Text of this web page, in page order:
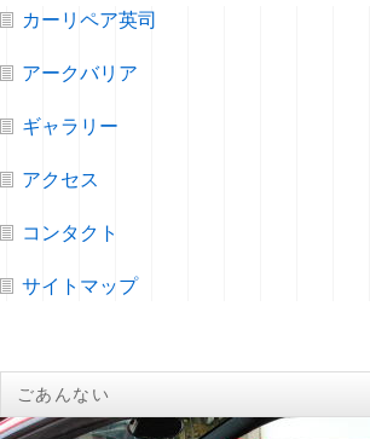
カーリペア英司
アークバリア
ギャラリー
アクセス
コンタクト
サイトマップ
ごあんない